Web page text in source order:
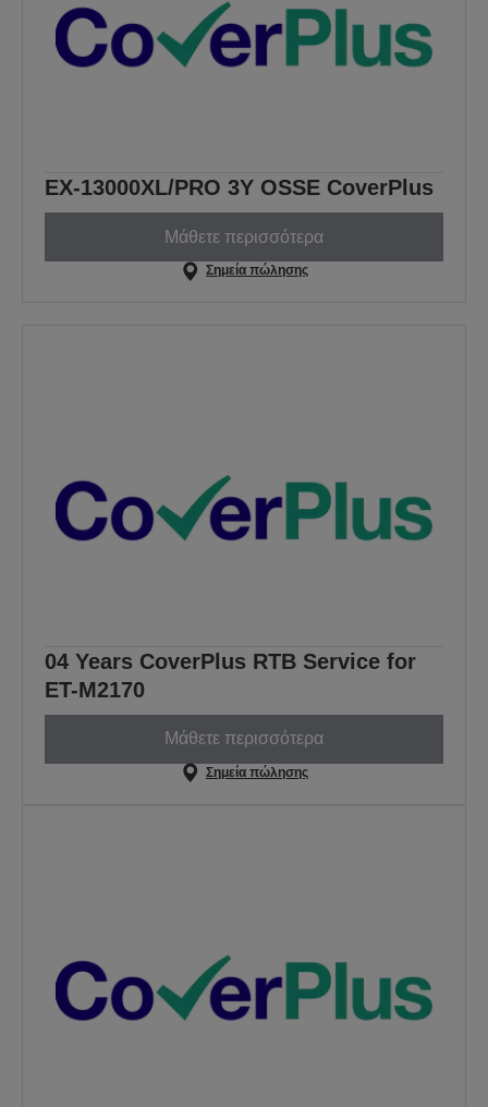
EX-13000XL/PRO 3Y OSSE CoverPlus
Μάθετε περισσότερα
Σημεία πώλησης
04 Years CoverPlus RTB Service for
ET-M2170
Μάθετε περισσότερα
Σημεία πώλησης